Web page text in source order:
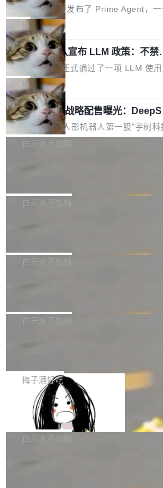
opilot coding agent 全部受影响。从检测
恢复，大约 12 小时。 这是 2026 年 8 月
起事故，其中四起与 AI/Copilot 服务相关
Hub 员工 kdaigle 在 HN 讨论中贴出了一
据：2025 年全年 10 亿次 commit。现在
2.75 亿次，全年预计 140 亿次。
进的编程 Agent，ARC-AGI 3 超越
专家基线
Prime Intellect 发布了 Prime Agent，一
的编程 Agent Harness，核心设计围绕两
象：Recursive Language Model（RLM
ontinual Harness。在 ARC-AGI 3 基准
上，Prime Agent + Opus 5 的组合达到
5% RHAE Best@1，超过了 ARC 报告的
家基线 95.4%。 不是又一个 coding
器 Prime Agent 的架构和市面上大多数
agent 有本质区别。大多数 agent
计是基于早期模型的能力—...
局
Rust 项目团队宣布 LLM 政策：不禁
止，但你要承认哪些代码不是你写的
Rust 语言项目正式通过了一项 LLM 使用
覆盖 rust-lang/rust 单一仓库的代码贡献
是项目级别的官方立场，目前由五个团队
但它可能是主流开源项目中关于 AI 辅助
细致的一份规则。 政策的核心只有一句话
可以用来分析、提炼、审阅、建议，但
不得生成涉及安全性的关键变更，除非作
局
宇树科技 IPO 战略配售曝光：
ek 获配 93.3 万股，锁定 36 个月
8月6日晚间，“人形机器人第一股”宇树科
有限公司披露IPO发行价格及战略配售结
36个月。 公告显示，本次宇树科技战略配
员工参与设立的专项资产管理计划。其中
获配9...
白开水不加糖
Bug fixes and enhancements 修复多次
一个回归问题，该问题导致拉取镜像时会
题，该问题可能导致在旧版 Linux 内核...
白开水不加糖
e 孵化器项目管理委员会（IPMC）投票
P）！这一里程碑不仅标志着 Fluss 迈入
白开水不加糖
长期停止内容更新，未能实现其作为“AI版
提交的编辑请求也长期处于待处理状态。
pedia 于去年底上线，定位为由人工智能
容的百科平台，被马斯克视为传统众包百
维基百科的替代方案。Lawfare 调查发
热门页面还是低关注度页面，均未出现近
白开水不加糖
是这样的：配 MessageSource 的 Bean
声明 LocaleResolver、注册
erceptor…五六步之后才能看到第一行翻
本。 Solon 换了个方式。整个 i18n 模块
梅子酒好吃
Apache Doris 4.1 全面增强 Iceberg
支持 UPDATE、MERGE INTO 与
erg V3
Apache Doris 4.1 要补齐的，正是缺失
半。在已有查询能力的基础上，Doris 进
白开水不加糖